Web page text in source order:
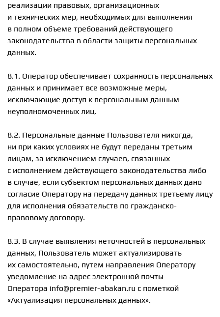
реализации правовых, организационных
и технических мер, необходимых для выполнения
в полном объеме требований действующего
законодательства в области защиты персональных
данных.
8.1. Оператор обеспечивает сохранность персональных
данных и принимает все возможные меры,
исключающие доступ к персональным данным
неуполномоченных лиц.
8.2. Персональные данные Пользователя никогда,
ни при каких условиях не будут переданы третьим
лицам, за исключением случаев, связанных
с исполнением действующего законодательства либо
в случае, если субъектом персональных данных дано
согласие Оператору на передачу данных третьему лицу
для исполнения обязательств по гражданско-
правовому договору.
8.3. В случае выявления неточностей в персональных
данных, Пользователь может актуализировать
их самостоятельно, путем направления Оператору
уведомление на адрес электронной почты
Оператора info@premier-abakan.ru с пометкой
«Актуализация персональных данных».